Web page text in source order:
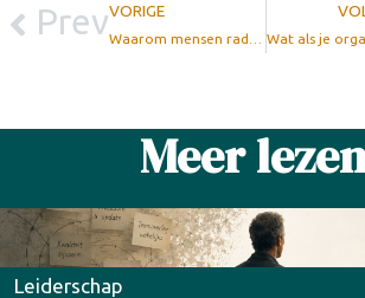
PrevVORIGE
Meer
Leiderschap